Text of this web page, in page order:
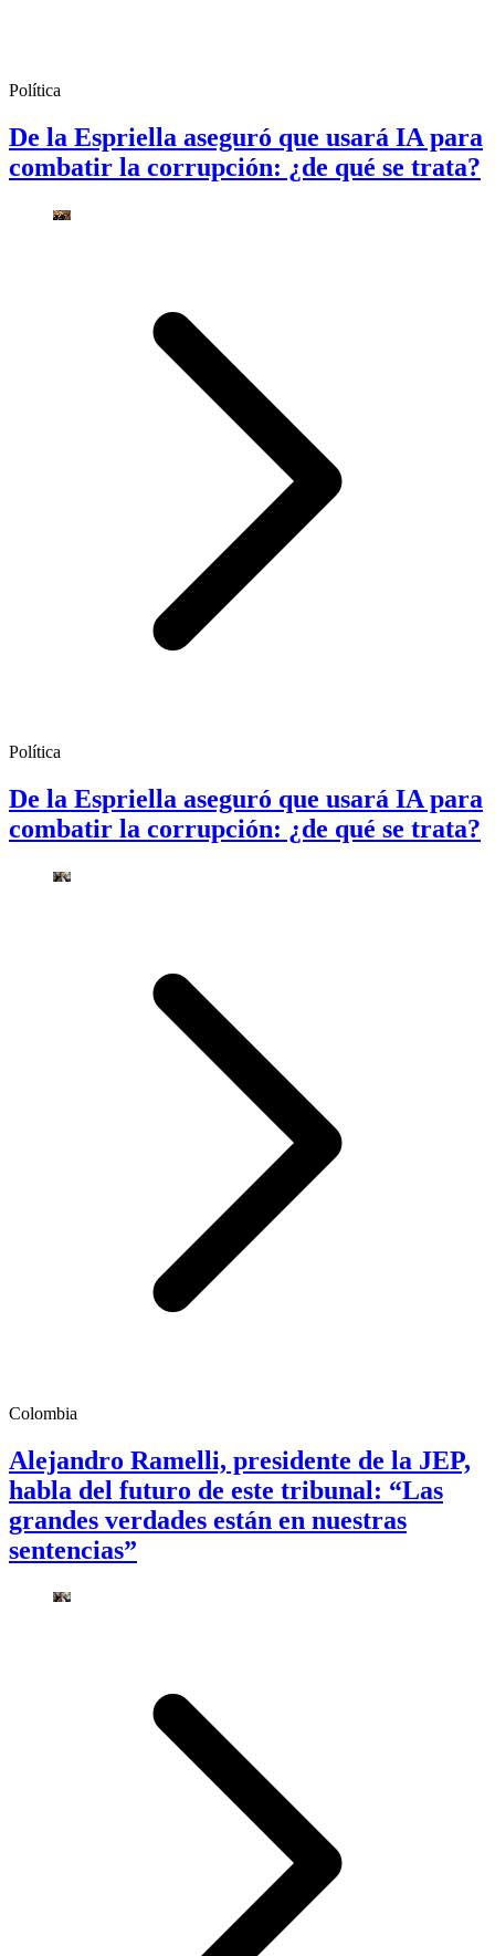
Política
De la Espriella aseguró que usará IA para
combatir la corrupción: ¿de qué se trata?
Política
De la Espriella aseguró que usará IA para
combatir la corrupción: ¿de qué se trata?
Colombia
Alejandro Ramelli, presidente de la JEP,
habla del futuro de este tribunal: “Las
grandes verdades están en nuestras
sentencias”